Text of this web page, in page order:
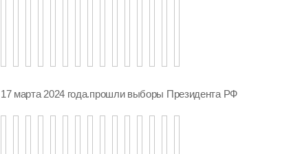
17 марта 2024 года.прошли выборы Президента РФ